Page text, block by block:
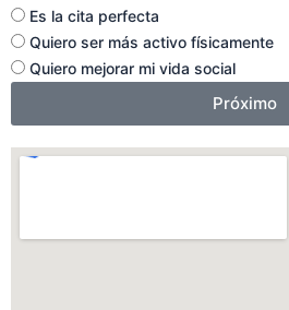
Es la cita perfecta
Quiero ser más activo físicamente
Quiero mejorar mi vida social
Próximo